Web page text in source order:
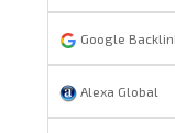
Google
Alexa Global